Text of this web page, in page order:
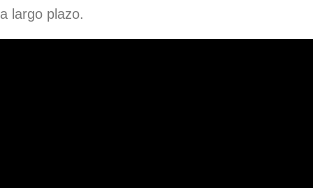
a largo plazo.